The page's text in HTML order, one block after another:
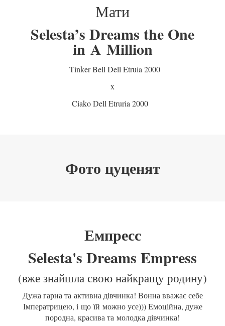
Мати
Selesta’s Dreams the One
in A Million
Tinker Bell Dell Etruia 2000
x
Ciako Dell Etruria 2000
Фото цуценят
Емпресс
Selesta's Dreams Empress
(вже знайшла свою найкращу родину)
Дужа гарна та активна дівчинка! Вонна вважає себе
Імператрицею, і що їй можно усе))) Емоційна, дуже
породна, красива та молодка дівчинка!